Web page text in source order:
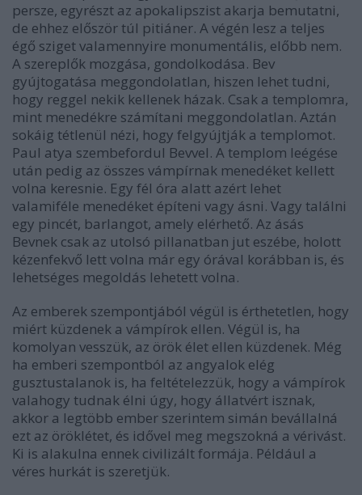
persze, egyrészt az apokalipszist akarja bemutatni,
de ehhez először túl pitiáner. A végén lesz a teljes
égő sziget valamennyire monumentális, előbb nem.
A szereplők mozgása, gondolkodása. Bev
gyújtogatása meggondolatlan, hiszen lehet tudni,
hogy reggel nekik kellenek házak. Csak a templomra,
mint menedékre számítani meggondolatlan. Aztán
sokáig tétlenül nézi, hogy felgyújtják a templomot.
Paul atya szembefordul Bevvel. A templom leégése
után pedig az összes vámpírnak menedéket kellett
volna keresnie. Egy fél óra alatt azért lehet
valamiféle menedéket építeni vagy ásni. Vagy találni
egy pincét, barlangot, amely elérhető. Az ásás
Bevnek csak az utolsó pillanatban jut eszébe, holott
kézenfekvő lett volna már egy órával korábban is, és
lehetséges megoldás lehetett volna.
Az emberek szempontjából végül is érthetetlen, hogy
miért küzdenek a vámpírok ellen. Végül is, ha
komolyan vesszük, az örök élet ellen küzdenek. Még
ha emberi szempontból az angyalok elég
gusztustalanok is, ha feltételezzük, hogy a vámpírok
valahogy tudnak élni úgy, hogy állatvért isznak,
akkor a legtöbb ember szerintem simán bevállalná
ezt az öröklétet, és idővel meg megszokná a vérivást.
Ki is alakulna ennek civilizált formája. Például a
véres hurkát is szeretjük.